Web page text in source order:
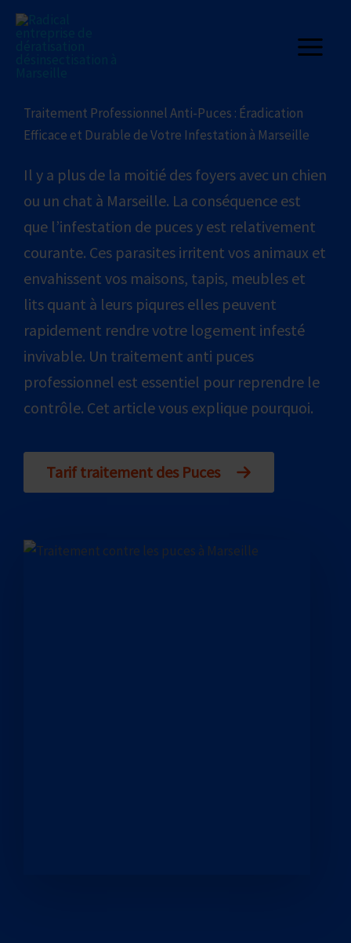
Aller
Traitement Professionnel Anti-Puces : Éradication
Efficace et Durable de Votre Infestation à Marseille
Il y a plus de la moitié des foyers avec un chien
ou un chat à Marseille. La conséquence est
que l’infestation de puces y est relativement
courante. Ces parasites irritent vos animaux et
envahissent vos maisons, tapis, meubles et
lits quant à leurs piqures elles peuvent
rapidement rendre votre logement infesté
invivable. Un traitement anti puces
professionnel est essentiel pour reprendre le
contrôle. Cet article vous explique pourquoi.
Tarif traitement des Puces